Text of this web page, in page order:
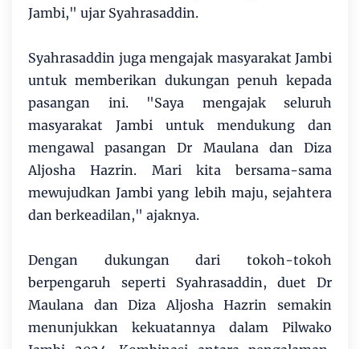
Jambi," ujar Syahrasaddin.
Syahrasaddin juga mengajak masyarakat Jambi
untuk memberikan dukungan penuh kepada
pasangan ini. "Saya mengajak seluruh
masyarakat Jambi untuk mendukung dan
mengawal pasangan Dr Maulana dan Diza
Aljosha Hazrin. Mari kita bersama-sama
mewujudkan Jambi yang lebih maju, sejahtera
dan berkeadilan," ajaknya.
Dengan dukungan dari tokoh-tokoh
berpengaruh seperti Syahrasaddin, duet Dr
Maulana dan Diza Aljosha Hazrin semakin
menunjukkan kekuatannya dalam Pilwako